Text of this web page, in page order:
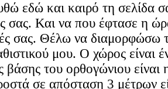
εδώ και καιρό τη σελίδα
σας. Και να που έφτασε η
σας. Θέλω να διαμορφώσω
μου. Ο χώρος είναι
βάσης του ορθογώνιου είναι
σε απόσταση 3 μέτρων